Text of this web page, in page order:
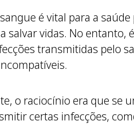
é vital para a
salvar vidas. No entanto,
transmitidas pelo
o raciocínio era que se
certas infecções,